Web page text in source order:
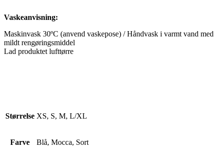
Vaskeanvisning:
Maskinvask 30ºC (anvend vaskepose) / Håndvask i varmt vand med
mildt rengøringsmiddel
Lad produktet lufttørre
Størrelse XS, S, M, L/XL
Farve Blå, Mocca, Sort